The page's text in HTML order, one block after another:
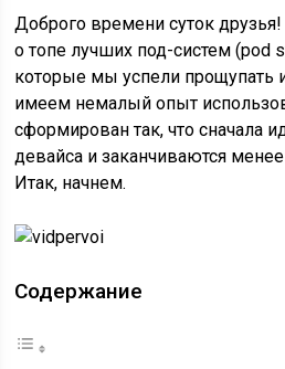
Доброго времени суток
о топе лучших под-систем (pod
которые мы успели прощупать
имеем немалый опыт
сформирован так, что сначала
девайса и заканчиваются
Итак, начнем.
Содержание